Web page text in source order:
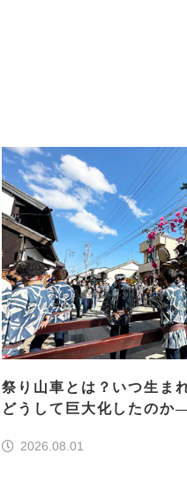
祭り山車とは？いつ生ま
どうして巨大化したのか
2026.08.01